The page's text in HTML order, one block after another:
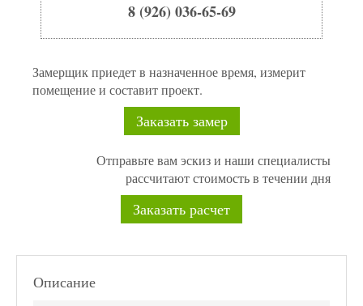
8 (926) 036-65-69
Замерщик приедет в назначенное время, измерит
помещение и составит проект.
Заказать замер
Отправьте вам эскиз и наши специалисты
рассчитают стоимость в течении дня
Заказать расчет
Описание